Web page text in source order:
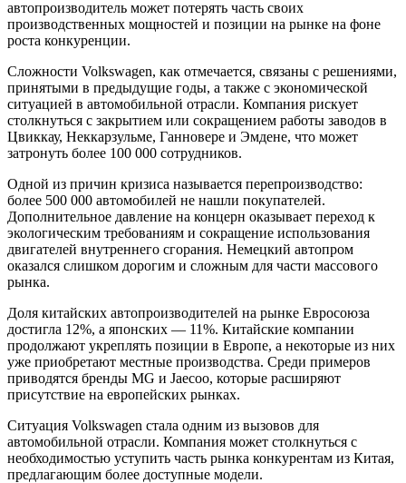
автопроизводитель может потерять часть своих
производственных мощностей и позиции на рынке на фоне
роста конкуренции.
Сложности Volkswagen, как отмечается, связаны с решениями,
принятыми в предыдущие годы, а также с экономической
ситуацией в автомобильной отрасли. Компания рискует
столкнуться с закрытием или сокращением работы заводов в
Цвиккау, Неккарзульме, Ганновере и Эмдене, что может
затронуть более 100 000 сотрудников.
Одной из причин кризиса называется перепроизводство:
более 500 000 автомобилей не нашли покупателей.
Дополнительное давление на концерн оказывает переход к
экологическим требованиям и сокращение использования
двигателей внутреннего сгорания. Немецкий автопром
оказался слишком дорогим и сложным для части массового
рынка.
Доля китайских автопроизводителей на рынке Евросоюза
достигла 12%, а японских — 11%. Китайские компании
продолжают укреплять позиции в Европе, а некоторые из них
уже приобретают местные производства. Среди примеров
приводятся бренды MG и Jaecoo, которые расширяют
присутствие на европейских рынках.
Ситуация Volkswagen стала одним из вызовов для
автомобильной отрасли. Компания может столкнуться с
необходимостью уступить часть рынка конкурентам из Китая,
предлагающим более доступные модели.